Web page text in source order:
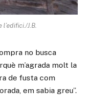
J.B.
no busca
m’agrada molt la
de fusta com
em sabia greu”.